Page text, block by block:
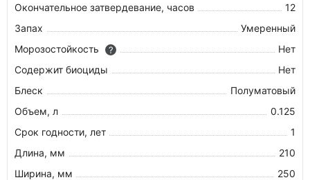
Окончательное затвердевание, часов
12
Запах
Умеренный
Морозостойкость
?
Нет
Содержит биоциды
Нет
Блеск
Полуматовый
Объем, л
0.125
Срок годности, лет
1
Длина, мм
210
Ширина, мм
250